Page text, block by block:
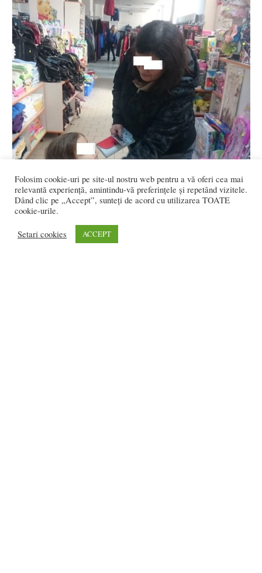
Folosim cookie-uri pe site-ul nostru web pentru a vă oferi cea mai
relevantă experiență, amintindu-vă preferințele și repetând vizitele.
Dând clic pe „Accept”, sunteți de acord cu utilizarea TOATE
cookie-urile.
Setari cookies ACCEPT